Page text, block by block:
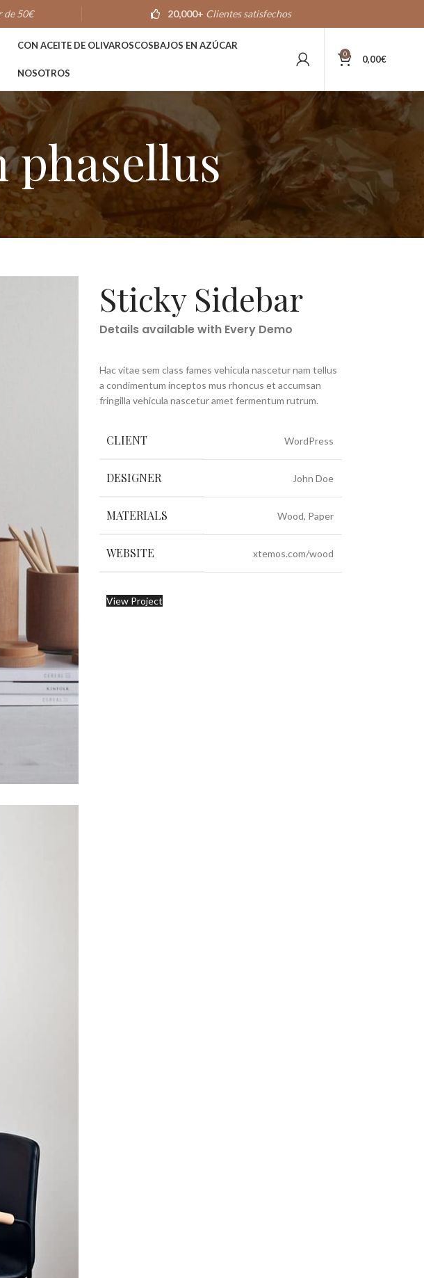
CON ACEITE DE OLIVAROSCOSBAJOS EN AZÚCAR
NOSOTROS
0 0,00€
phasellus
Sticky Sidebar
Details available with Every Demo
Hac vitae sem class fames vehicula nascetur nam tellus
a condimentum inceptos mus rhoncus et accumsan
fringilla vehicula nascetur amet fermentum rutrum.
CLIENT WordPress
DESIGNER John Doe
MATERIALS Wood, Paper
WEBSITE xtemos.com/wood
View Project
de 50€ 20,000+ Clientes satisfechos